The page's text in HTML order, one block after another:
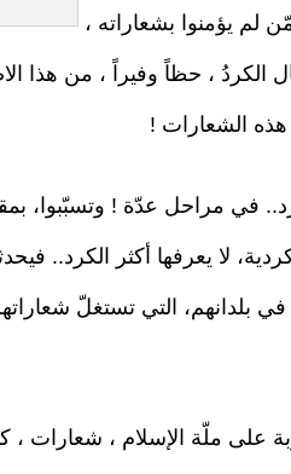
لم يؤمنوا بشعاراته ،
الكردُ ، حظاً وفيراً ، من هذا
هذه الشعارات !
في مراحل عدّة ! وتسبّبوا،
لا يعرفها أكثر الكرد..
في بلدانهم، التي تستغلّ
ملّة الإسلام ، شعارات ،